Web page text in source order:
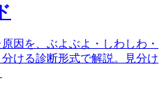
因を、ぶよぶよ・しわしわ・
ける診断形式で解説。見分け